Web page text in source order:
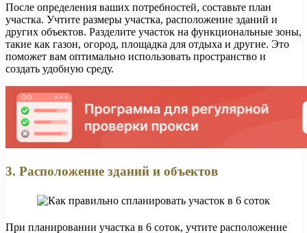
После определения ваших потребностей, составьте план
участка. Учтите размеры участка, расположение зданий и
других объектов. Разделите участок на функциональные зоны,
такие как газон, огород, площадка для отдыха и другие. Это
поможет вам оптимально использовать пространство и
создать удобную среду.
3. Расположение зданий и объектов
При планировании участка в 6 соток, учтите расположение